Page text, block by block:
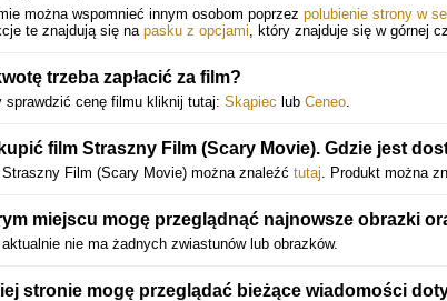
można wspomnieć innym osobom poprzez polubienie strony w
te znajdują się na pasku z opcjami, który znajduje się w górnej
trzeba zapłacić za film?
sprawdzić cenę filmu kliknij tutaj: Skąpiec lub Ceneo.
film Straszny Film (Scary Movie). Gdzie jest
Straszny Film (Scary Movie) można znaleźć tutaj. Produkt można
miejscu mogę przeglądnąć najnowsze obrazki
aktualnie nie ma żadnych zwiastunów lub obrazków.
stronie mogę przeglądać bieżące wiadomości